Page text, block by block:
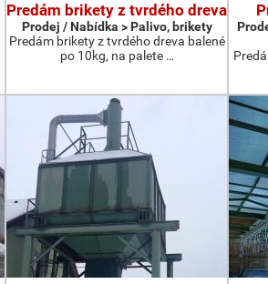
Predám brikety z tvrdého dreva
Prodej / Nabídka > Palivo, brikety
Predám brikety z tvrdého dreva balené
po 10kg, na palete …